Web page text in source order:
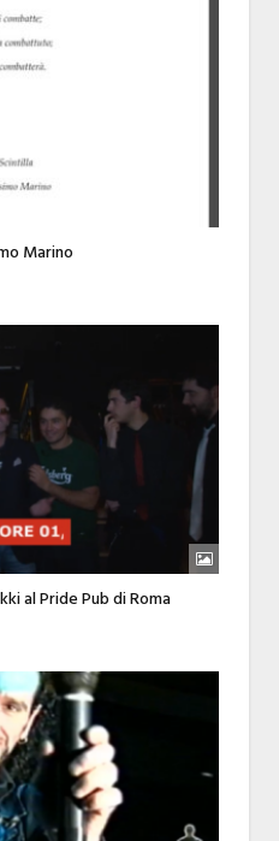
Marino
al Pride Pub di Roma